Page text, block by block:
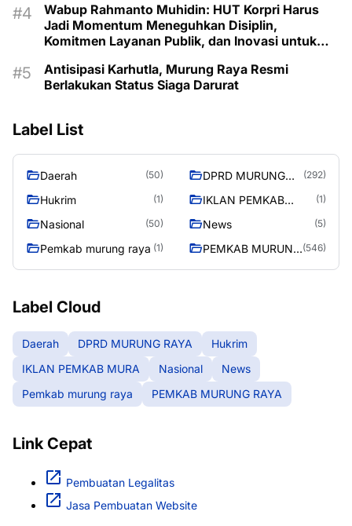
Wabup Rahmanto Muhidin: HUT Korpri Harus
Jadi Momentum Meneguhkan Disiplin,
Komitmen Layanan Publik, dan Inovasi untuk
Antisipasi Karhutla, Murung Raya Resmi
Berlakukan Status Siaga Darurat
Label List
Daerah (50)
DPRD MURUNG
(292)
Hukrim (1)
IKLAN PEMKAB
(1)
Nasional (50) News (5)
Pemkab murung raya (1)
PEMKAB MURUNG (546)
Label Cloud
Daerah DPRD MURUNG RAYA
Hukrim
IKLAN PEMKAB MURA
Nasional
News
Pemkab murung raya
PEMKAB MURUNG RAYA
Link Cepat
Pembuatan Legalitas
Jasa Pembuatan Website